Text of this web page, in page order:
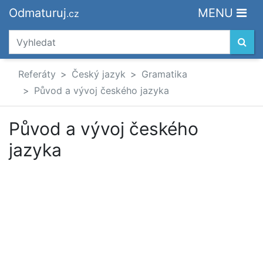
Odmaturuj.cz MENU
Referáty Český jazyk
Gramatika
Původ a vývoj českého jazyka
Původ a vývoj českého
jazyka